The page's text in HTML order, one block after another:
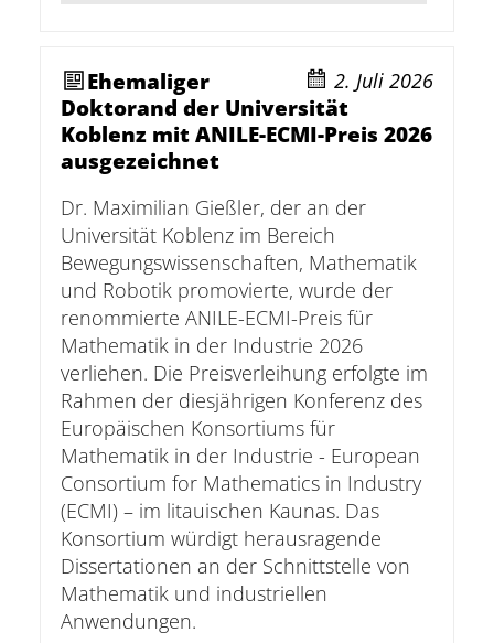
2. Juli 2026
Ehemaliger
Doktorand der Universität
Koblenz mit ANILE-ECMI-Preis 2026
ausgezeichnet
Dr. Maximilian Gießler, der an der
Universität Koblenz im Bereich
Bewegungswissenschaften, Mathematik
und Robotik promovierte, wurde der
renommierte ANILE-ECMI-Preis für
Mathematik in der Industrie 2026
verliehen. Die Preisverleihung erfolgte im
Rahmen der diesjährigen Konferenz des
Europäischen Konsortiums für
Mathematik in der Industrie - European
Consortium for Mathematics in Industry
(ECMI) – im litauischen Kaunas. Das
Konsortium würdigt herausragende
Dissertationen an der Schnittstelle von
Mathematik und industriellen
Anwendungen.